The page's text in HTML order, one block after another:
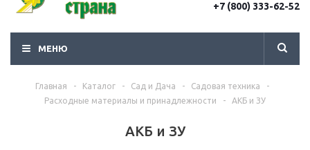
+7 (800) 333-62-52
МЕНЮ
Главная - Каталог - Сад и Дача - Садовая техника
-
Расходные материалы и принадлежности
- АКБ и ЗУ
АКБ и ЗУ